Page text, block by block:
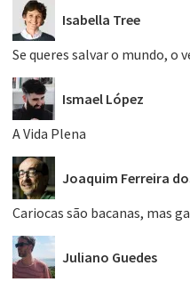
Isabella Tree
Se queres salvar o mundo, o
Ismael López
A Vida Plena
Joaquim Ferreira
Cariocas são bacanas, mas
Juliano Guedes